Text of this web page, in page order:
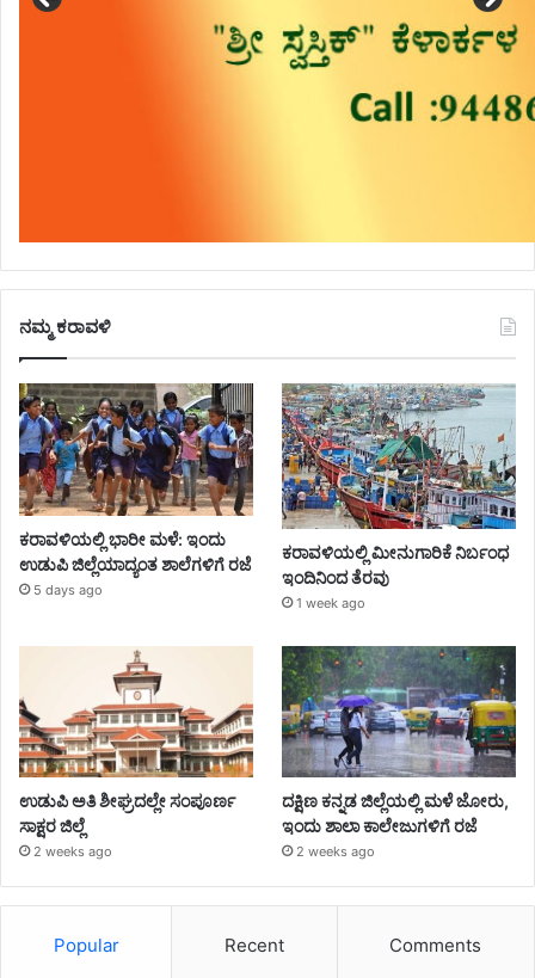
ನಮ್ಮ ಕರಾವಳಿ
ಕರಾವಳಿಯಲ್ಲಿ ಭಾರೀ ಮಳೆ: ಇಂದು
ಉಡುಪಿ ಜಿಲ್ಲೆಯಾದ್ಯಂತ ಶಾಲೆಗಳಿಗೆ ರಜೆ
5 days ago
ಕರಾವಳಿಯಲ್ಲಿ ಮೀನುಗಾರಿಕೆ ನಿರ್ಬಂಧ
ಇಂದಿನಿಂದ ತೆರವು
1 week ago
ಉಡುಪಿ ಅತಿ ಶೀಘ್ರದಲ್ಲೇ ಸಂಪೂರ್ಣ
ಸಾಕ್ಷರ ಜಿಲ್ಲೆ
2 weeks ago
ದಕ್ಷಿಣ ಕನ್ನಡ ಜಿಲ್ಲೆಯಲ್ಲಿ ಮಳೆ ಜೋರು,
ಇಂದು ಶಾಲಾ ಕಾಲೇಜುಗಳಿಗೆ ರಜೆ
2 weeks ago
Popular Recent Comments